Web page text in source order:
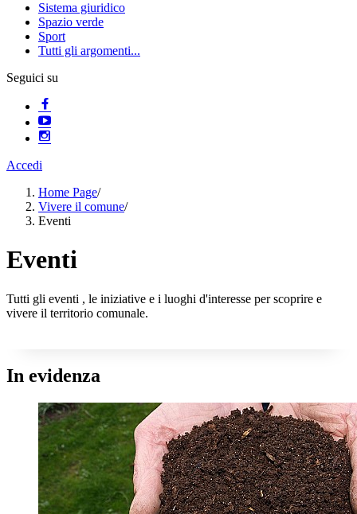
Sistema giuridico
Spazio verde
Sport
Tutti gli argomenti...
Seguici su
Accedi
Home Page/
Vivere il comune/
Eventi
Eventi
Tutti gli eventi , le iniziative e i luoghi d'interesse per scoprire e
vivere il territorio comunale.
In evidenza